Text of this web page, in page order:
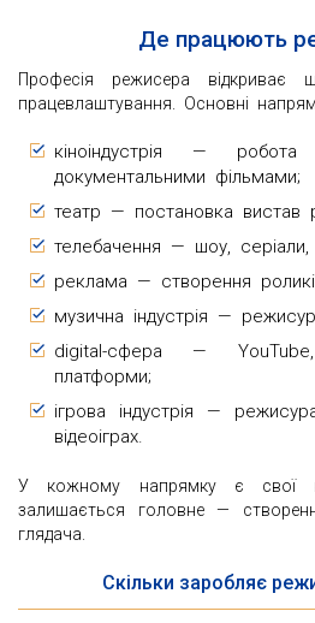
Де працюють
Професія режисера відкриває
працевлаштування. Основні
кіноіндустрія —
документальними фільмами;
театр — постановка вистав
телебачення — шоу, серіали,
реклама — створення
музична індустрія —
digital-сфера — YouTube,
платформи;
ігрова індустрія —
відеоіграх.
У кожному напрямку є свої
залишається головне —
глядача.
Скільки заробляє